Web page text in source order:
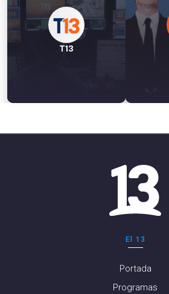
T13
El 13
Portada
Programas